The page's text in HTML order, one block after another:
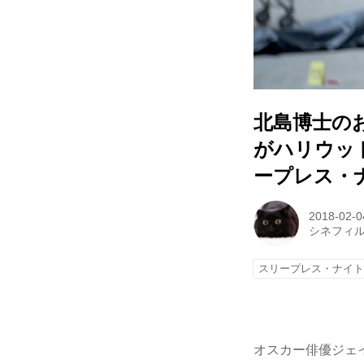
北島博士の
がハリウッ
ープレス・
2018-02-
シネフィ
スリープレス・ナイト
オスカー俳優ジェ